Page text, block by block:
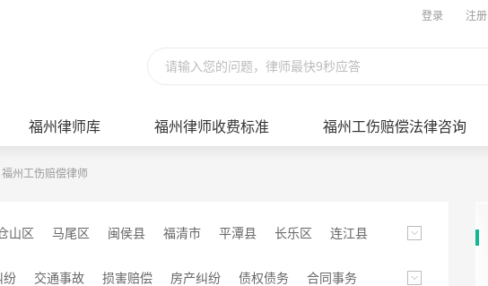
登录 注册
请输入您的问题，律师最快9秒应答
福州律师库 福州律师收费标准 福州工伤赔偿法律咨询
福州工伤赔偿律师
山区 马尾区 闽侯县 福清市 平潭县 长乐区 连江县
纷 交通事故 损害赔偿 房产纠纷 债权债务 合同事务